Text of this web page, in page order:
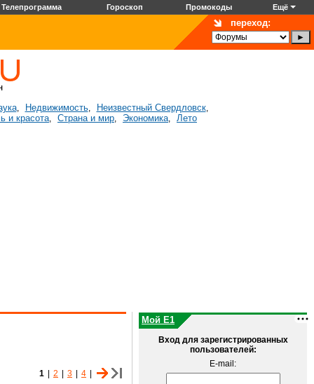
Телепрограмма Гороскоп Промокоды Ещё
переход:
, Недвижимость, Неизвестный Свердловск,
и красота, Страна и мир, Экономика, Лето
1 2 3 4
Мой E1
Вход для зарегистрированных
пользователей:
E-mail: